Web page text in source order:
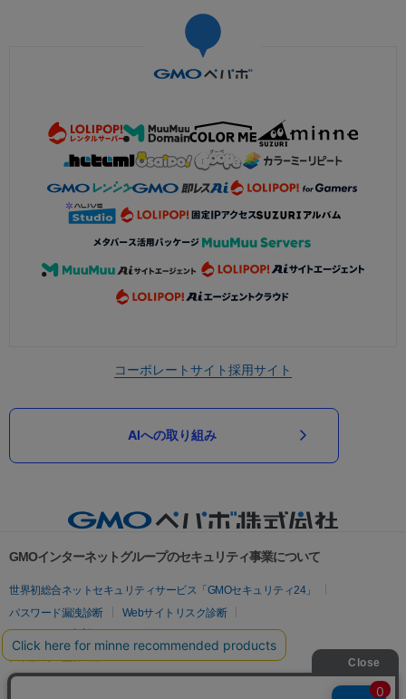
コーポレートサイト採用サイト
AIへの取り組み
GMOインターネットグループのセキュリティ事業について
世界初総合ネットセキュリティサービス「GMOセキュリティ24」
パスワード漏洩診断
Webサイトリスク診断
セキュリティ相談AIチャットボット
実在証明・盗聴対策
サイバー攻撃対策（GMOサイバーセキュリティ byイエラエ）